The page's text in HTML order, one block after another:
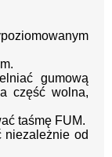
gumową
część wolna,
taśmę FUM.
niezależnie od